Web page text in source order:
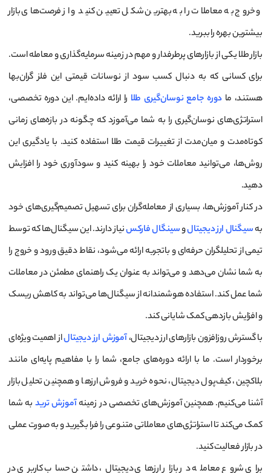
و خروج به معاملات را به بهترین شکل تعیین کنید و از فرصت‌های بازار
بیشترین بهره را ببرید.
بازار طلا یکی از بازارهای پرطرفدار و مهم در زمینه سرمایه‌گذاری و معامله است.
برای کسانی که به دنبال کسب سود از نوسانات قیمتی این فلز گران‌بها
هستند، ما دوره جامع نوسان‌گیری طلا را ارائه داده‌ایم. این دوره تخصصی،
استراتژی‌های نوسان‌گیری را به شما می‌آموزد که چگونه در بازه‌های زمانی
کوتاه‌مدت و میان‌مدت از تغییرات قیمت طلا استفاده کنید. با یادگیری این
روش‌ها، می‌توانید معاملات خود را بهینه کنید و سودآوری خود را افزایش
دهید.
در کنار آموزش‌ها، بسیاری از معامله‌گران برای تسهیل تصمیم‌گیری‌های خود
بهسیگنال ارز دیجیتالوسینگال فارکسنیاز دارند. این سیگنال‌ها که توسط
تیمی از تحلیلگران حرفه‌ای و باتجربه ارائه می‌شود، نقاط دقیق ورود و خروج را
به شما نشان می‌دهد و می‌تواند به عنوان یک راهنمای مطمئن در معاملات
شما عمل کند. استفاده هوشمندانه از سیگنال‌ها می‌تواند به کاهش ریسک
و افزایش بازدهی کمک شایانی کند.
با گسترش روزافزون بازارهای ارز دیجیتال،آموزش ارز دیجیتالاز اهمیت ویژه‌ای
برخوردار است. ما با ارائه دوره‌های جامع، شما را با مفاهیم پایه‌ای مانند
بلاکچین، کیف‌پول دیجیتال، نحوه خرید و فروش ارزها و همچنین تحلیل بازار
آشنا می‌کنیم. همچنین آموزش‌های تخصصی در زمینهآموزش ترید به شما
کمک می‌کند تا استراتژی‌های معاملاتی متنوعی را فرا بگیرید و به صورت عملی
در بازار فعالیت کنید.
برای شروع معامله در بازار ارزهای دیجیتال، داشتن حساب کاربری در